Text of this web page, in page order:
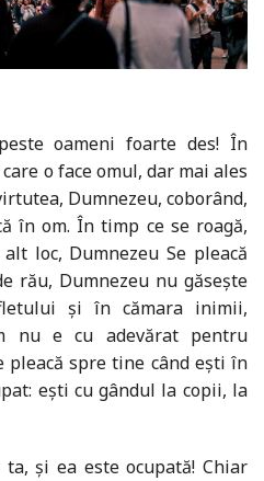
oameni foarte des! În
o face omul, dar mai ales
Dumnezeu, coborând,
în om. În timp ce se roagă,
loc, Dumnezeu Se pleacă
rău, Dumnezeu nu găsește
și în cămara inimii,
nu e cu adevărat pentru
pleacă spre tine când ești în
ești cu gândul la copii, la
și ea este ocupată! Chiar